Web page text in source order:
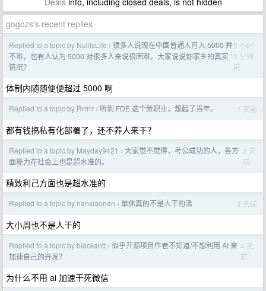
gogozs's recent replies
Replied to a topic by NullIsLife › 很多人说现在中国普通人月入 5000 并
不难，也有人认为 5000 对很多人来说很困难。大家说说你家乡的真实
情况？
5 小时
3 分钟
前
体制内随随便便超过 5000 啊
Replied to a topic by Rrrrrr › 听到 FDE 这个新职业，想起了当年。 1 天前
都有钱搞私有化部署了，还不养人来干？
Replied to a topic by Mayday9421 › 大家觉不觉得，考公成功的人，各方
面能力在社会上也是超水准的。
2 天
前
精致利己方面也是超水准的
Replied to a topic by nanxiaonan › 单休真的不是人干的活 3 天前
大小周也不是人干的
Replied to a topic by blackantt › 似乎开源项目作者不知道/不想利用 AI 来
加速自己的开发？
4 天
前
为什么不用 ai 加速干死微信